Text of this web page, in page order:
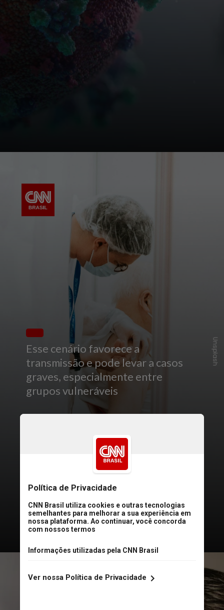
Esse cenário favorece a
transmissão e pode levar a casos
graves, especialmente entre
grupos vulneráveis
Unsplash